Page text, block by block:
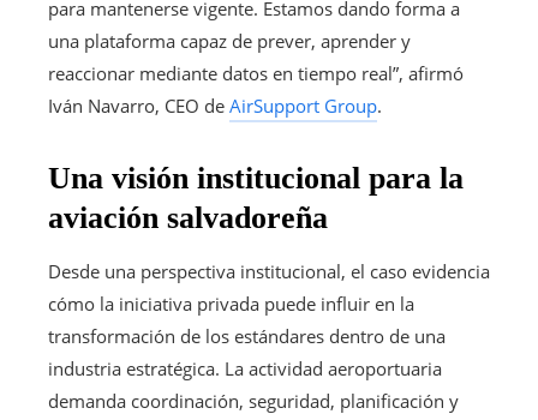
para mantenerse vigente. Estamos dando forma a
una plataforma capaz de prever, aprender y
reaccionar mediante datos en tiempo real”, afirmó
Iván Navarro, CEO de AirSupport Group.
Una visión institucional para la
aviación salvadoreña
Desde una perspectiva institucional, el caso evidencia
cómo la iniciativa privada puede influir en la
transformación de los estándares dentro de una
industria estratégica. La actividad aeroportuaria
demanda coordinación, seguridad, planificación y